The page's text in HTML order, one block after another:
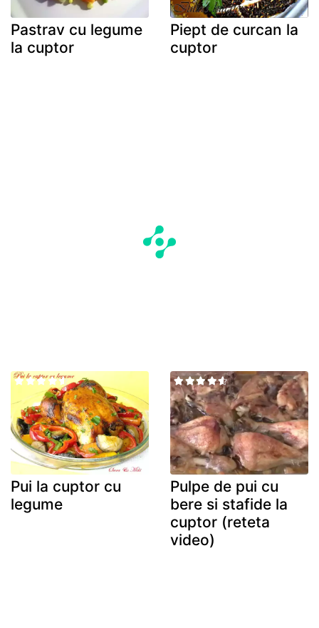
Pastrav cu legume
la cuptor
Piept de curcan la
cuptor
Pui la cuptor cu
legume
Pulpe de pui cu
bere si stafide la
cuptor (reteta
video)